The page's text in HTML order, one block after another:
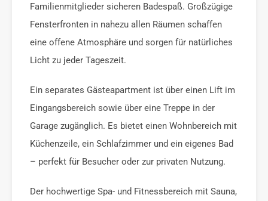
Familienmitglieder sicheren Badespaß. Großzügige
Fensterfronten in nahezu allen Räumen schaffen
eine offene Atmosphäre und sorgen für natürliches
Licht zu jeder Tageszeit.
Ein separates Gästeapartment ist über einen Lift im
Eingangsbereich sowie über eine Treppe in der
Garage zugänglich. Es bietet einen Wohnbereich mit
Küchenzeile, ein Schlafzimmer und ein eigenes Bad
– perfekt für Besucher oder zur privaten Nutzung.
Der hochwertige Spa- und Fitnessbereich mit Sauna,